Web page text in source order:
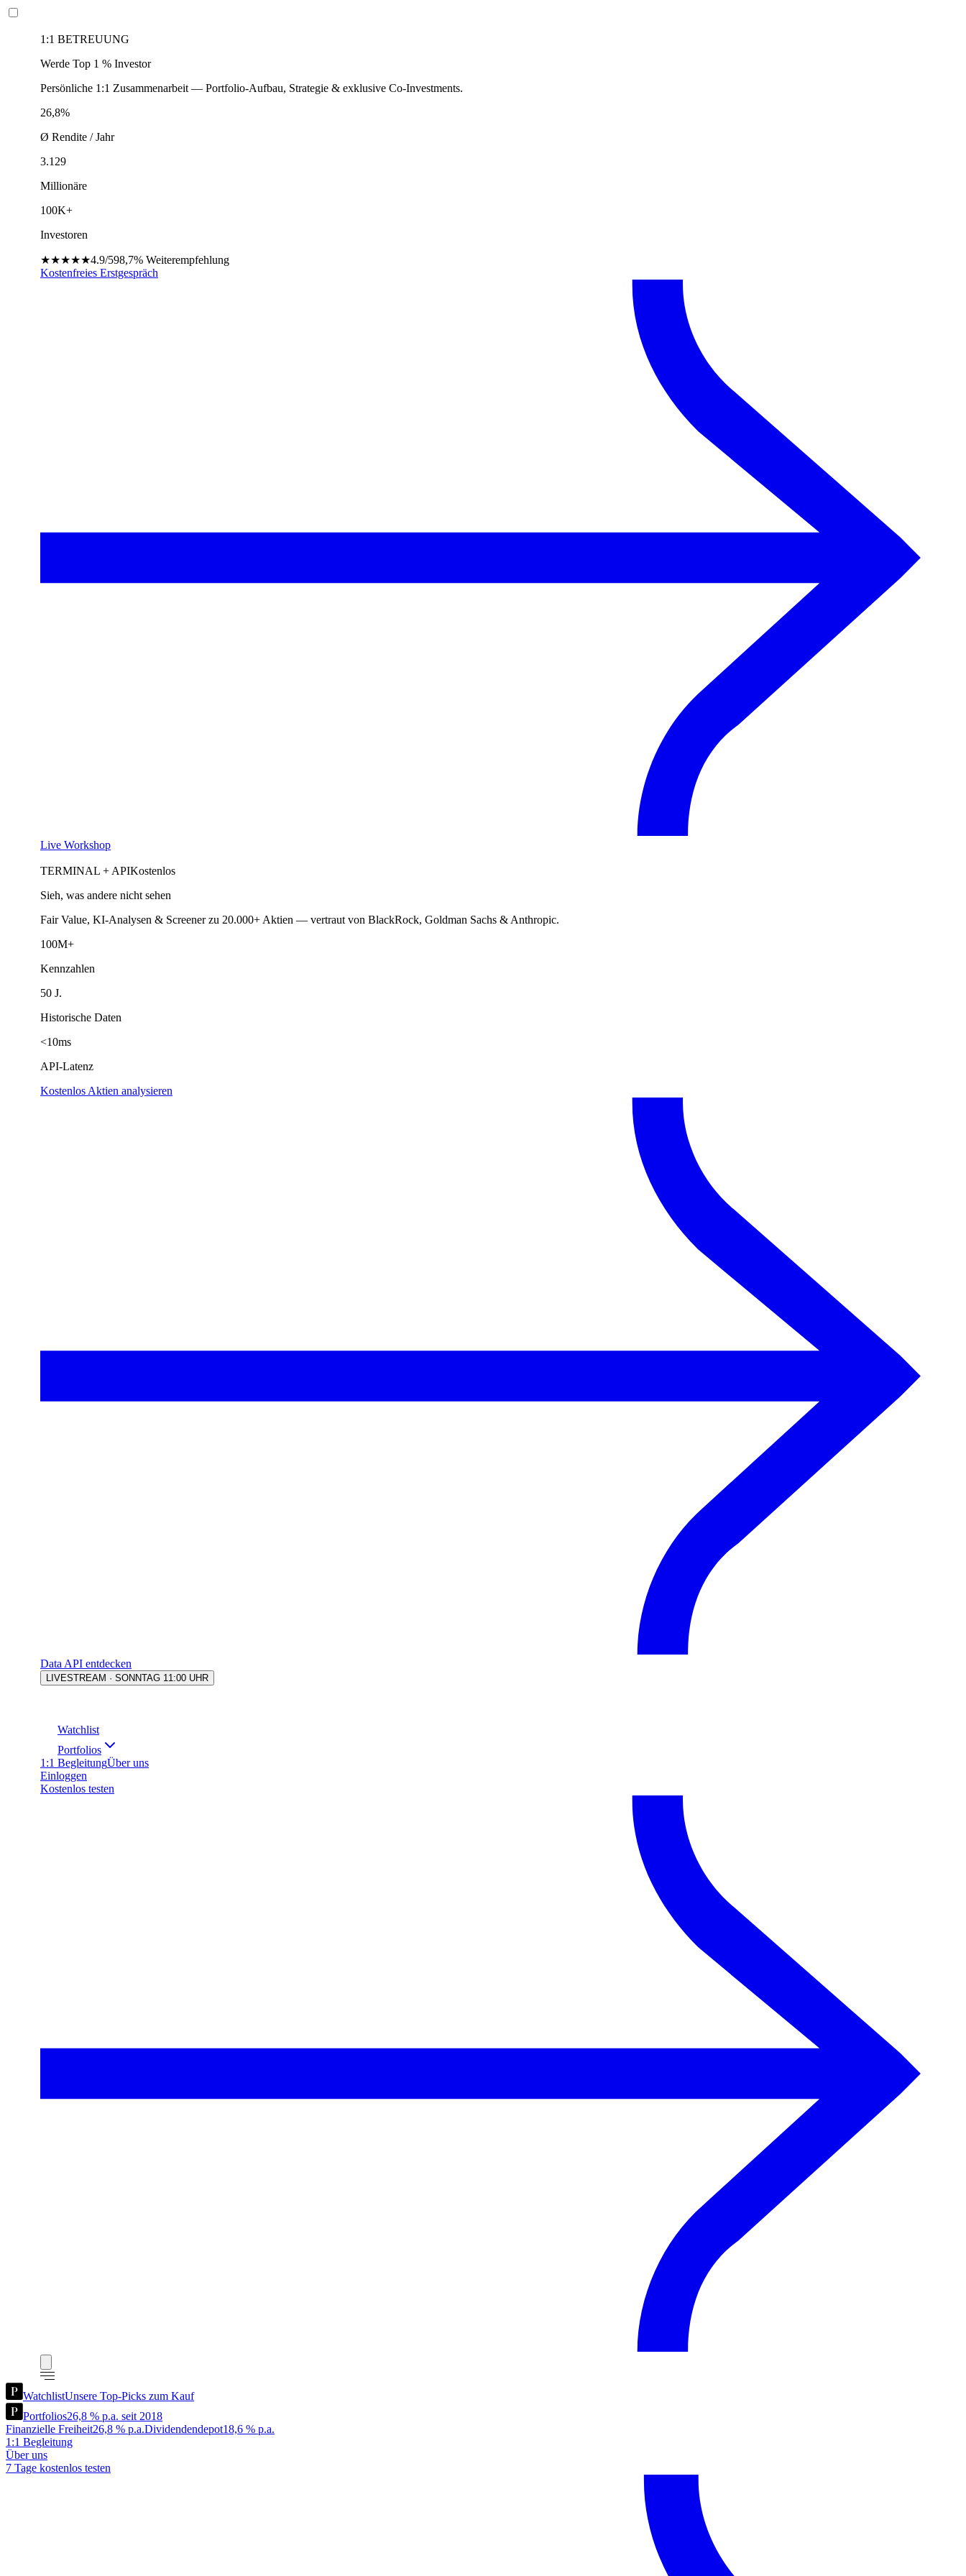
1:1 BETREUUNG
Werde Top 1 % Investor
Persönliche 1:1 Zusammenarbeit — Portfolio-Aufbau, Strategie & exklusive Co-Investments.
26,8%
Ø Rendite / Jahr
3.129
Millionäre
100K+
Investoren
★★★★★4.9/598,7% Weiterempfehlung
Kostenfreies Erstgespräch
Live Workshop
TERMINAL + APIKostenlos
Sieh, was andere nicht sehen
Fair Value, KI-Analysen & Screener zu 20.000+ Aktien — vertraut von BlackRock, Goldman Sachs & Anthropic.
100M+
Kennzahlen
50 J.
Historische Daten
<10ms
API-Latenz
Kostenlos Aktien analysieren
Data API entdecken
LIVESTREAM · SONNTAG 11:00 UHR
Watchlist
Portfolios
1:1 BegleitungÜber uns
Einloggen
Kostenlos testen
WatchlistUnsere Top-Picks zum Kauf
Portfolios26,8 % p.a. seit 2018
Finanzielle Freiheit26,8 % p.a.Dividendendepot18,6 % p.a.
1:1 Begleitung
Über uns
7 Tage kostenlos testen